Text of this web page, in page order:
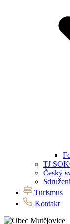
TJ
Český
Turismus
Kontakt